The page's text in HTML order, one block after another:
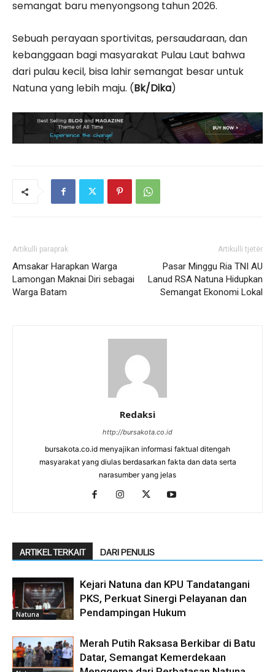
semangat baru menyongsong tahun 2026.
Sebuah perayaan sportivitas, persaudaraan, dan
kebanggaan bagi masyarakat Pulau Laut bahwa
dari pulau kecil, bisa lahir semangat besar untuk
Natuna yang lebih maju. (Bk/Dika)
Artikulli paraprak
Amsakar Harapkan Warga
Lamongan Maknai Diri sebagai
Warga Batam
Artikulli tjetër
Pasar Minggu Ria TNI AU
Lanud RSA Natuna Hidupkan
Semangat Ekonomi Lokal
Redaksi
http://bursakota.co.id
bursakota.co.id menyajikan informasi faktual ditengah
masyarakat yang diulas berdasarkan fakta dan data serta
narasumber yang jelas
ARTIKEL TERKAIT DARI PENULIS
Natuna
Kejari Natuna dan KPU Tandatangani
PKS, Perkuat Sinergi Pelayanan dan
Pendampingan Hukum
Merah Putih Raksasa Berkibar di Batu
Datar, Semangat Kemerdekaan